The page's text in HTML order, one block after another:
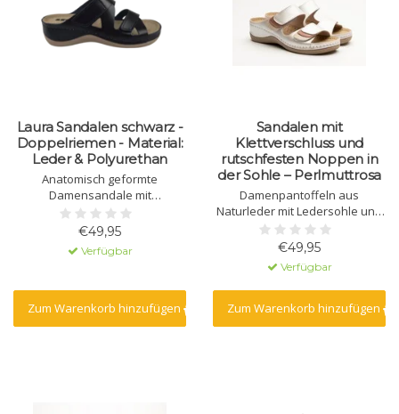
Laura Sandalen schwarz -
Doppelriemen - Material:
Leder & Polyurethan
Anatomisch geformte
Damensandale mit
Massagegel. Gefertigt aus
Naturleder mit
Polyurethansohle.
€49,95
Verfügbar
Zum Warenkorb hinzufügen
Sandalen mit
Klettverschluss und
rutschfesten Noppen in
der Sohle – Perlmuttrosa
Damenpantoffeln aus
Naturleder mit Ledersohle und
integriertem Massagegel. Die
Sohle besteht aus Polyurethan
mit rutschfestem Profil. Der
Klettverschluss am
Obermaterial sorgt für sicheren
Halt.
€49,95
Verfügbar
Zum Warenkorb hinzufügen